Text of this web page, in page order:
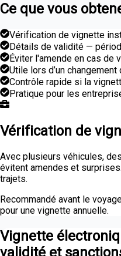
Ce que vous
Vérification de vignette
Détails de validité —
Éviter l'amende en cas de
Utile lors d’un
Contrôle rapide si la
Pratique pour les
Vérification de
Avec plusieurs véhicules,
évitent amendes et
trajets.
Recommandé avant le
pour une vignette annuelle.
Vignette
validité et